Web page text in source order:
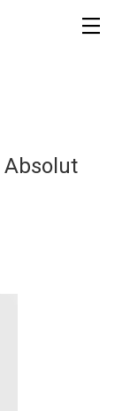
Absolut